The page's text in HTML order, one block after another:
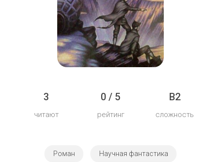
3
читают
0 / 5
рейтинг
B2
сложность
Роман Научная фантастика